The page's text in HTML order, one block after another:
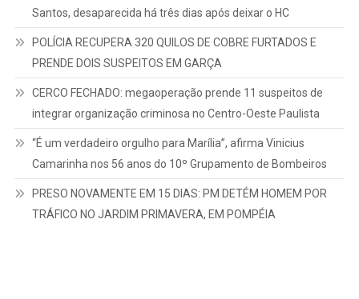
Santos, desaparecida há três dias após deixar o HC
POLÍCIA RECUPERA 320 QUILOS DE COBRE FURTADOS E
PRENDE DOIS SUSPEITOS EM GARÇA
CERCO FECHADO: megaoperação prende 11 suspeitos de
integrar organização criminosa no Centro-Oeste Paulista
“É um verdadeiro orgulho para Marília”, afirma Vinicius
Camarinha nos 56 anos do 10º Grupamento de Bombeiros
PRESO NOVAMENTE EM 15 DIAS: PM DETÉM HOMEM POR
TRÁFICO NO JARDIM PRIMAVERA, EM POMPÉIA